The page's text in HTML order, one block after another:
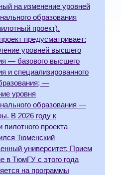
на изменение уровней
образования
проект).
предусматривает:
уровней высшего
— базового высшего
и специализированного
—
уровня
образования —
В 2026 году к
пилотного проекта
Тюменский
университет. Прием
в ТюмГУ с этого года
на программы